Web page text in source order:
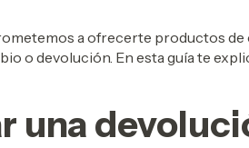
a ofrecerte productos de
o devolución. En esta guía te
una